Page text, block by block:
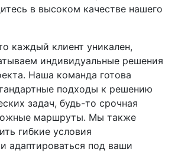
в высоком качестве нашего
каждый клиент уникален,
индивидуальные решения
Наша команда готова
подходы к решению
задач, будь-то срочная
маршруты. Мы также
гибкие условия
адаптироваться под ваши